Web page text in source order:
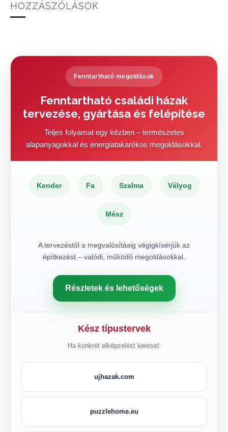
HOZZÁSZÓLÁSOK
Fenntartható megoldások
Fenntartható családi házak
tervezése, gyártása és felépítése
Teljes folyamat egy kézben – természetes
alapanyagokkal és energiatakarékos megoldásokkal.
Kender Fa Szalma Vályog
Mész
A tervezéstől a megvalósításig végigkísérjük az
építkezést – valódi, működő megoldásokkal.
Részletek és lehetőségek
Kész típustervek
Ha konkrét elképzelést keresel:
ujhazak.com
puzzlehome.eu